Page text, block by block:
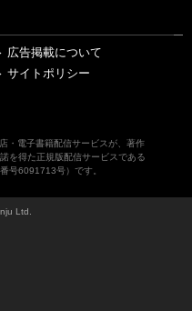
広告掲載について
サイトポリシー
・電子書籍配信サービスが、著作
を得た正規版配信サービスである
号6091713号）です。
Ltd.